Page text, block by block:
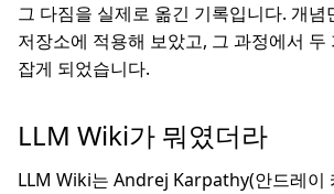
그 다짐을 실제로 옮긴 기록입니다. 개념
저장소에 적용해 보았고, 그 과정에서 두
잡게 되었습니다.
LLM Wiki가 뭐였더라
LLM Wiki는 Andrej Karpathy(안드레이